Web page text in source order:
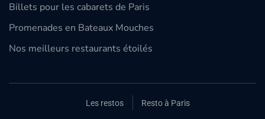
Billets pour les cabarets de Paris
Promenades en Bateaux Mouches
Nos meilleurs restaurants étoilés
Les restos Resto à Paris